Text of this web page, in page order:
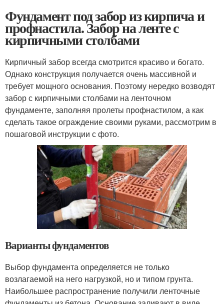
Фундамент под забор из кирпича и
профнастила. Забор на ленте с
кирпичными столбами
Кирпичный забор всегда смотрится красиво и богато.
Однако конструкция получается очень массивной и
требует мощного основания. Поэтому нередко возводят
забор с кирпичными столбами на ленточном
фундаменте, заполняя пролеты профнастилом, а как
сделать такое ограждение своими руками, рассмотрим в
пошаговой инструкции с фото.
Варианты фундаментов
Выбор фундамента определяется не только
возлагаемой на него нагрузкой, но и типом грунта.
Наибольшее распространение получили ленточные